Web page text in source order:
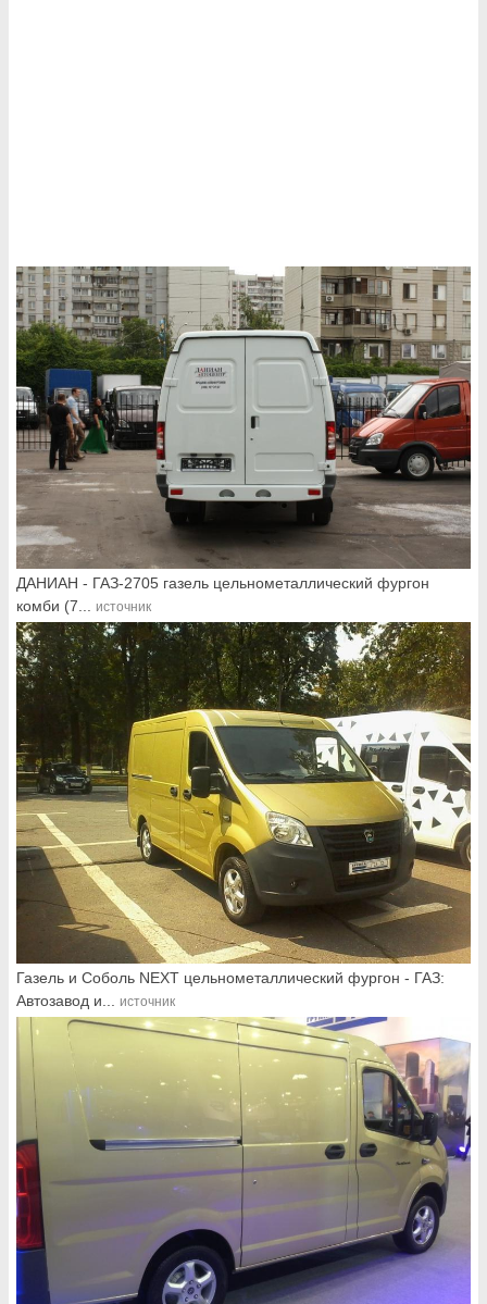
ДАНИАН - ГАЗ-2705 газель цельнометаллический фургон
комби (7... источник
Газель и Соболь NEXT цельнометаллический фургон - ГАЗ:
Автозавод и...
источник